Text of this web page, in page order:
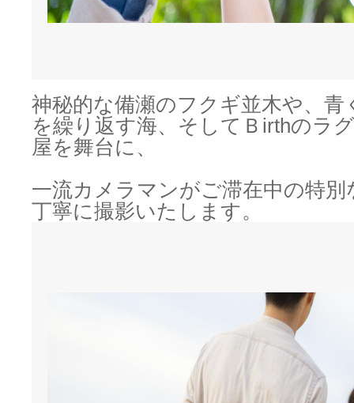
神秘的な備瀬のフクギ並木や、青
を繰り返す海、そしてＢirthのラ
屋を舞台に、
一流カメラマンがご滞在中の特別
丁寧に撮影いたします。